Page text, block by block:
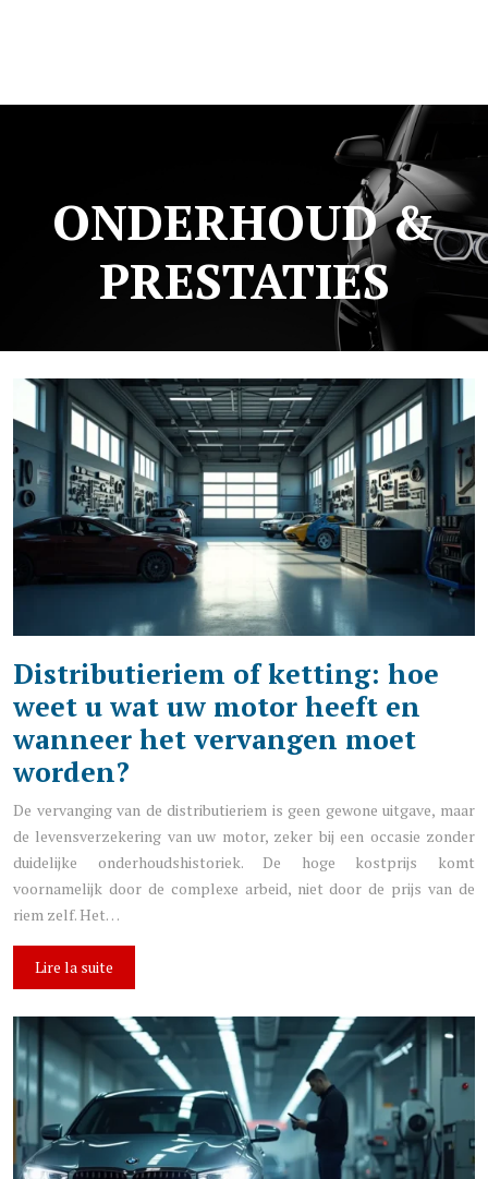
ONDERHOUD &
PRESTATIES
Distributieriem of ketting: hoe
weet u wat uw motor heeft en
wanneer het vervangen moet
worden?
De vervanging van de distributieriem is geen gewone uitgave, maar
de levensverzekering van uw motor, zeker bij een occasie zonder
duidelijke onderhoudshistoriek. De hoge kostprijs komt
voornamelijk door de complexe arbeid, niet door de prijs van de
riem zelf. Het…
Lire la suite